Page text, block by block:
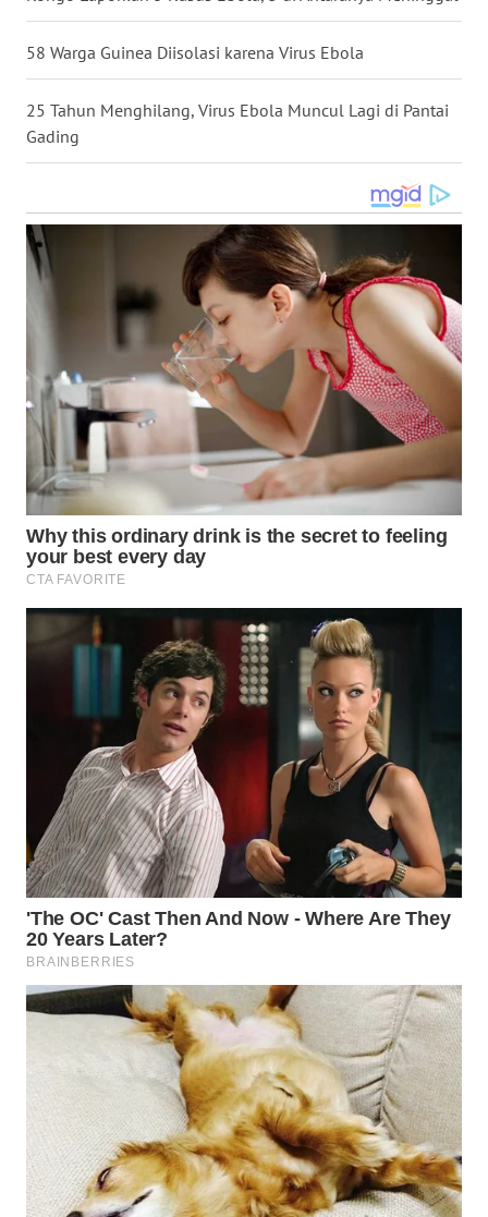
58 Warga Guinea Diisolasi karena Virus Ebola
25 Tahun Menghilang, Virus Ebola Muncul Lagi di Pantai
Gading
BABEL
WN
SUMBAR
SUMSEL
LAMPUNG
WN
JATENG
WN
NUSANTARA
JOGJA
BALI
WN
KALBAR
WN
KALTENG
WN
KALTARA
KALSEL
WN
KALTIM